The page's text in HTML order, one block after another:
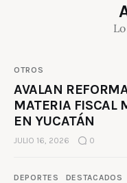
OTROS
AVALAN
MATERIA FISCAL
EN YUCATÁN
JULIO 16, 2026 0
DEPORTES DESTACADOS